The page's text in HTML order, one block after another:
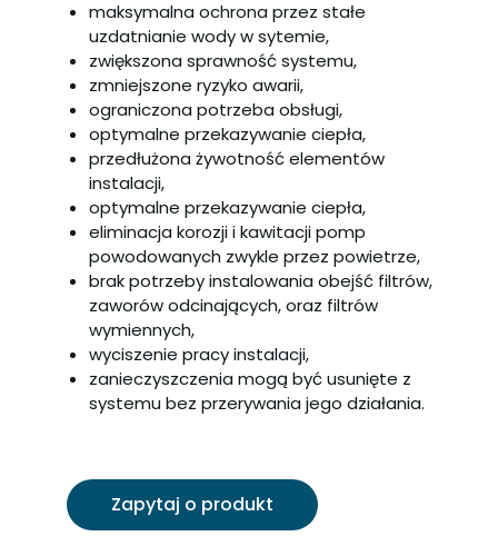
maksymalna ochrona przez stałe
uzdatnianie wody w sytemie,
zwiększona sprawność systemu,
zmniejszone ryzyko awarii,
ograniczona potrzeba obsługi,
optymalne przekazywanie ciepła,
przedłużona żywotność elementów
instalacji,
optymalne przekazywanie ciepła,
eliminacja korozji i kawitacji pomp
powodowanych zwykle przez powietrze,
brak potrzeby instalowania obejść filtrów,
zaworów odcinających, oraz filtrów
wymiennych,
wyciszenie pracy instalacji,
zanieczyszczenia mogą być usunięte z
systemu bez przerywania jego działania.
Zapytaj o produkt